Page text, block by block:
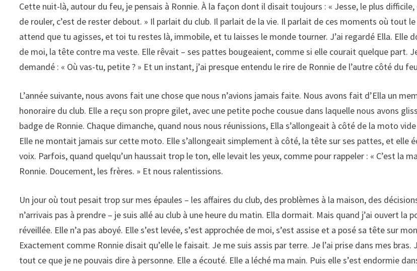
Cette nuit-là, autour du feu, je pensais à Ronnie. À la façon dont il disait toujours : « Jesse, le plus difficile,
de rouler, c’est de rester debout. » Il parlait du club. Il parlait de la vie. Il parlait de ces moments où tout
attend que tu agisses, et toi tu restes là, immobile, et tu laisses le monde tourner. J’ai regardé Ella. Elle
de moi, la tête contre ma veste. Elle rêvait – ses pattes bougeaient, comme si elle courait quelque part.
demandé : « Où vas-tu, petite ? » Et un instant, j’ai presque entendu le rire de Ronnie de l’autre côté du
L’année suivante, nous avons fait une chose que nous n’avions jamais faite. Nous avons fait d’Ella un
honoraire du club. Elle a reçu son propre gilet, avec une petite poche cousue dans laquelle nous avons
badge de Ronnie. Chaque dimanche, quand nous nous réunissions, Ella s’allongeait à côté de la moto
Elle ne montait jamais sur cette moto. Elle s’allongeait simplement à côté, la tête sur ses pattes, et elle
voix. Parfois, quand quelqu’un haussait trop le ton, elle levait les yeux, comme pour rappeler : « C’est la
Ronnie. Doucement, les frères. » Et nous ralentissions.
Un jour où tout pesait trop sur mes épaules – les affaires du club, des problèmes à la maison, des
n’arrivais pas à prendre – je suis allé au club à une heure du matin. Ella dormait. Mais quand j’ai ouvert la
réveillée. Elle n’a pas aboyé. Elle s’est levée, s’est approchée de moi, s’est assise et a posé sa tête sur
Exactement comme Ronnie disait qu’elle le faisait. Je me suis assis par terre. Je l’ai prise dans mes bras.
tout ce que je ne pouvais dire à personne. Elle a écouté. Elle a léché ma main. Puis elle s’est endormie